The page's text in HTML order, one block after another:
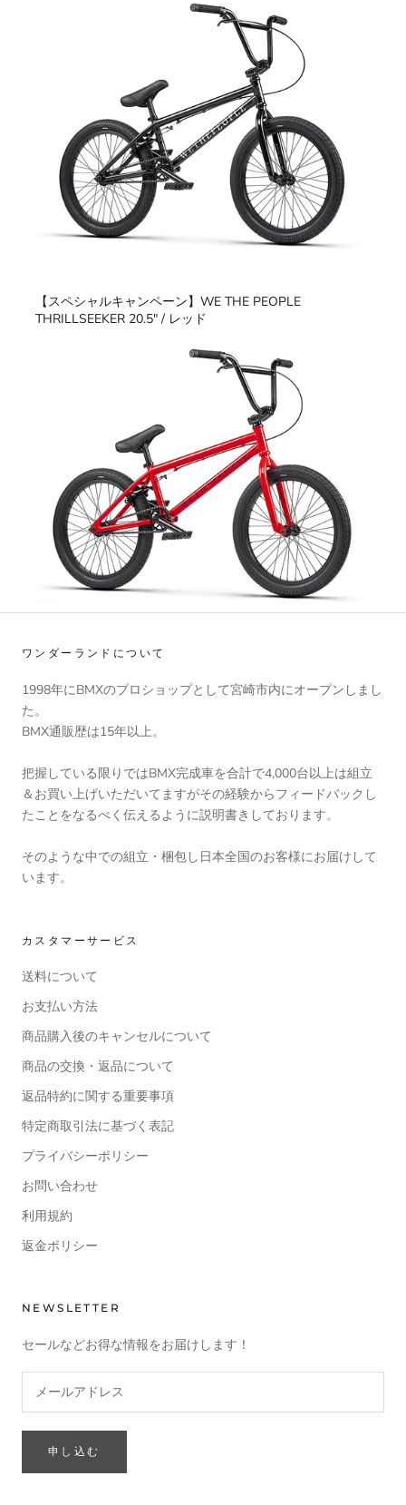
【スペシャルキャンペーン】WE THE PEOPLE
THRILLSEEKER 20.5" / レッド
ワンダーランドについて
1998年にBMXのプロショップとして宮崎市内にオープンしまし
た。
BMX通販歴は15年以上。
把握している限りではBMX完成車を合計で4,000台以上は組立
＆お買い上げいただいてますがその経験からフィードバックし
たことをなるべく伝えるように説明書きしております。
そのような中での組立・梱包し日本全国のお客様にお届けして
います。
カスタマーサービス
送料について
お支払い方法
商品購入後のキャンセルについて
商品の交換・返品について
返品特約に関する重要事項
特定商取引法に基づく表記
プライバシーポリシー
お問い合わせ
利用規約
返金ポリシー
NEWSLETTER
セールなどお得な情報をお届けします！
申し込む